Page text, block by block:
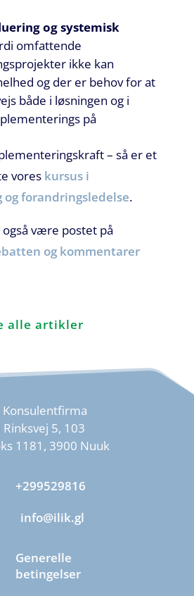
og systemisk
omfattende
ikke kan
og der er behov for at
både i løsningen og i
på
– så er et
vores kursus i
forandringsledelse.
være postet på
og kommentarer
alle artikler
Konsulentfirma
Rinksvej 5, 103
1181, 3900 Nuuk
+299529816
info@ilik.gl
Generelle
betingelser